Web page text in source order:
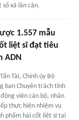
xã lân cận.
1.557 mẫu
liệt sĩ đạt tiêu
ADN
Tài, Chính ủy Bộ
ban Chuyên trách tỉnh
viên cán bộ, nhân
thực hiện nhiệm vụ
phẩm hài cốt liệt sĩ tại